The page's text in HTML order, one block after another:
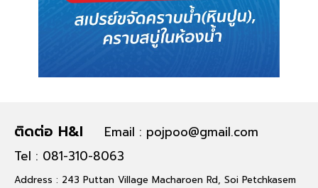
ติดต่อ H&I
Email : pojpoo@gmail.com
Tel : 081-310-8063
Address : 243 Puttan Village Macharoen Rd, Soi Petchkasem